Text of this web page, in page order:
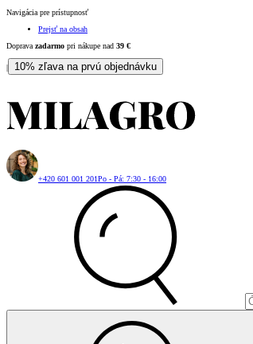
Navigácia pre prístupnosť
Prejsť na obsah
Doprava zadarmo pri nákupe nad 39 €
| 10% zľava na prvú objednávku
+420 601 001 201Po - Pá: 7:30 - 16:00